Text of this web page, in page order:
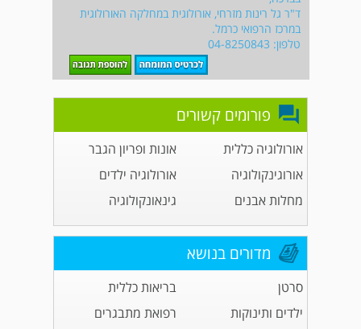
ד"ר גל רינות מזרחי, אורולוגית במחלקה האורולוגית
במרכז הרפואי כרמל.
טלפון: 04-8250843
פורומים קשורים
אורולוגיה כללית
אונות ופריון הגבר
אורוגינקולוגיה
אורולוגיה ילדים
מחלות אבנים
גינאונקולוגיה
מדורים בנושא
סרטן
בריאות כללית
ילדים ותינוקות
רפואת מתבגרים